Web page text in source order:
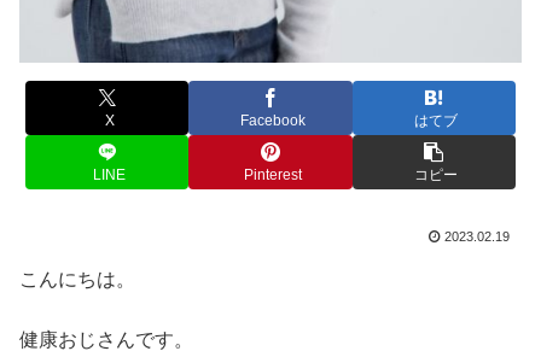
X Facebook はてブ
LINE Pinterest コピー
2023.02.19
こんにちは。
健康おじさんです。